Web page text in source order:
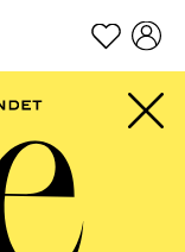
springen